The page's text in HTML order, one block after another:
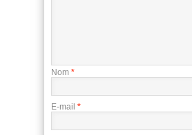
Nom *
E-mail *